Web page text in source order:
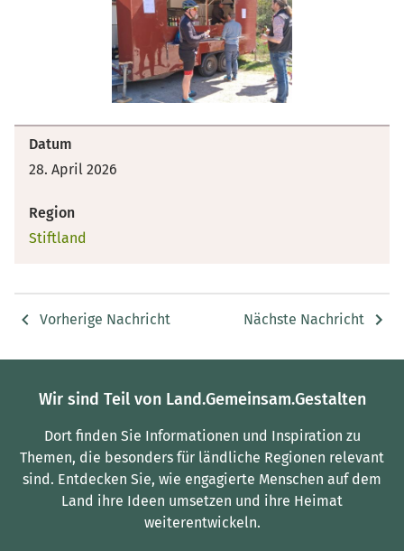
Datum
28. April 2026
Region
Stiftland
Vorherige Nachricht Nächste Nachricht
Wir sind Teil von Land.Gemeinsam.Gestalten
Dort finden Sie Informationen und Inspiration zu
Themen, die besonders für ländliche Regionen relevant
sind. Entdecken Sie, wie engagierte Menschen auf dem
Land ihre Ideen umsetzen und ihre Heimat
weiterentwickeln.